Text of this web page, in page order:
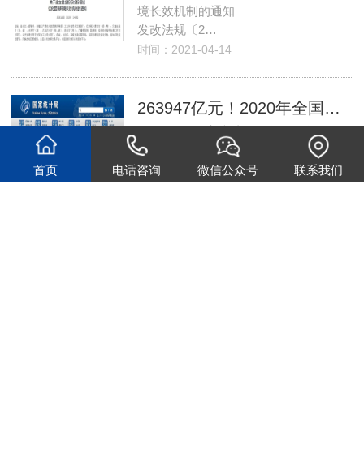
境长效机制的通知
发改法规〔2…
时间：2021-04-14
263947亿元！2020年全国建筑业总产值同比增长6.2%！
经济数据，2020年国民经济稳定恢复…
时间：2021-03-04
首页 电话咨询 微信公众号 联系我们